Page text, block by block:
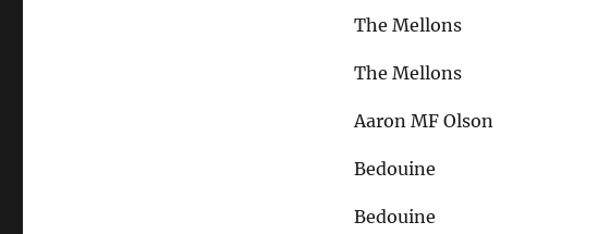
The Mellons
The Mellons
Aaron MF Olson
Bedouine
Bedouine